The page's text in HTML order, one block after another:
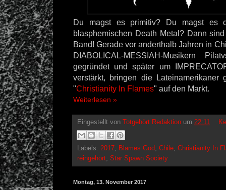
Du magst es primitiv? Du magst es
blasphemischen Death Metal? Dann
Band! Gerade vor anderthalb Jahren in
DIABOLICAL-MESSIAH-Musikern
gegründet und später um
verstärkt, bringen die
"Christianity In Flames" auf den Markt.
Weiterlesen »
Eingestellt von Totgehört Redaktion um 22:11
Labels: 2017, Blames God, Chile, Christianity In
reingehört, Star Spawn Society
Montag, 13. November 2017